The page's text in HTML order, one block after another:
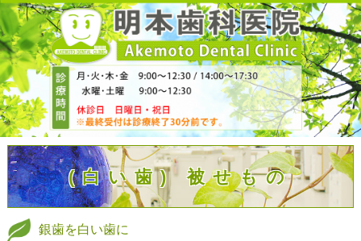
(白い歯) 被せもの
銀歯を白い歯に